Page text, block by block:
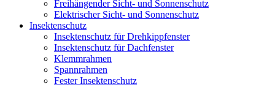
Freihängender Sicht- und Sonnenschutz
Elektrischer Sicht- und Sonnenschutz
Insektenschutz
Insektenschutz für Drehkippfenster
Insektenschutz für Dachfenster
Klemmrahmen
Spannrahmen
Fester Insektenschutz